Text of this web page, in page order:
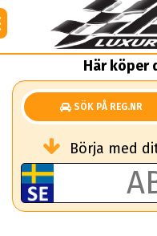
Här köper
SÖK PÅ REG.NR
Börja med